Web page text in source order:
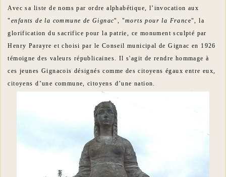
Avec sa liste de noms par ordre alphabétique, l’invocation aux
" enfants de la commune de Gignac", "morts pour la France", la
glorification du sacrifice pour la patrie, ce monument sculpté par
Henry Parayre et choisi par le Conseil municipal de Gignac en 1926
témoigne des valeurs républicaines. Il s'agit de rendre hommage à
ces jeunes Gignacois désignés comme des citoyens égaux entre eux,
citoyens d’une commune, citoyens d’une nation.